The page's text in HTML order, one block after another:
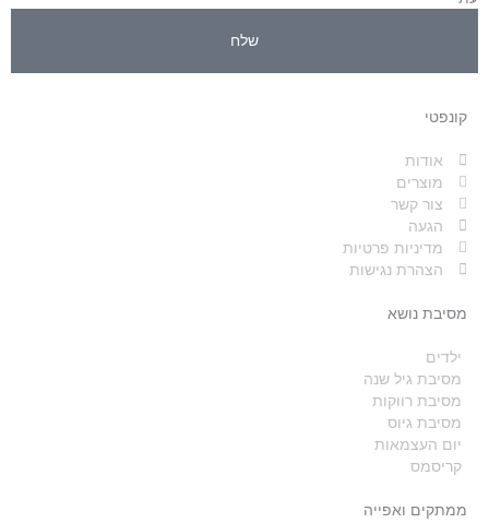
שלח
קונפטי
אודות
מוצרים
צור קשר
הגעה
מדיניות פרטיות
הצהרת נגישות
מסיבת נושא
ילדים
מסיבת גיל שנה
מסיבת רווקות
מסיבת גיוס
יום העצמאות
קריסמס
ממתקים ואפייה